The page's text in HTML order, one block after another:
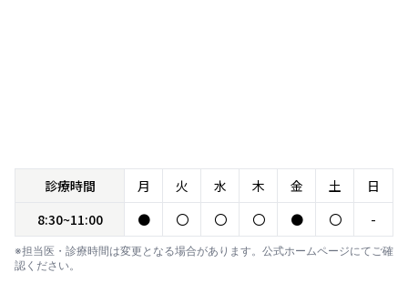
診療時間 月 火 水 木 金 土
日
8:30~11:00
● 〇 〇 〇 ● 〇 -
※担当医・診療時間は変更となる場合があります。公式ホームページにてご確
認ください。